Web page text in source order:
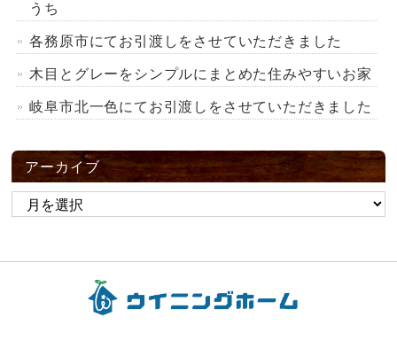
うち
各務原市にてお引渡しをさせていただきました
木目とグレーをシンプルにまとめた住みやすいお家
岐阜市北一色にてお引渡しをさせていただきました
アーカイブ